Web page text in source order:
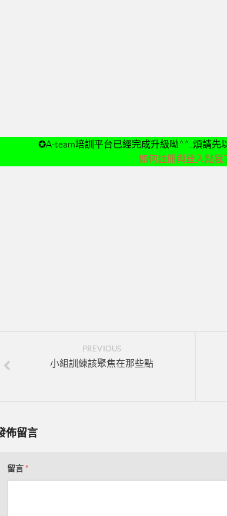
✪A-team培訓平台已經完成升級呦^^..煩請先
如何註冊與登入點我
PREVIOUS
小組訓練該聚焦在那些點
佈留言
留言*